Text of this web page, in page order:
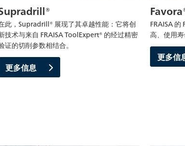
此，Supradrill® 展现了其卓越性能：它将创
技术与来自 FRAISA ToolExpert® 的经过精密
证的切削参数相结合。
更多信息
FRAISA
高、使用
更多信